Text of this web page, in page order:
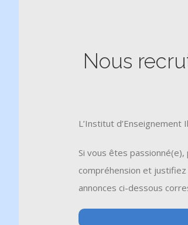
Nous
L’Institut
Si vous êtes
compréhension et justifiez
annonces ci-dessous